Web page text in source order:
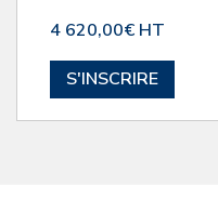
4 620,00€ HT
S'INSCRIRE